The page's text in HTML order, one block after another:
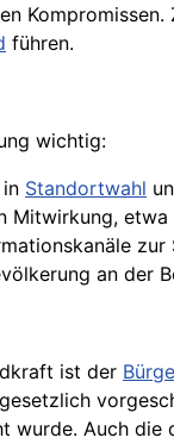
führen.
wichtig:
Standortwahl
Mitwirkung,
zur
an der
ist der
wurde. Auch die